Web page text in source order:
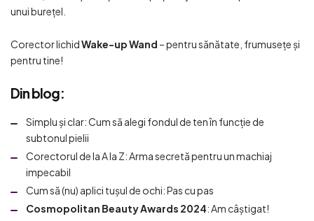
unui burețel.
Corector lichidWake-up Wand – pentru sănătate, frumusețe și
pentru tine!
Din blog:
Simplu și clar: Cum să alegi fondul de ten în funcție de
subtonul pielii
Corectorul de la A la Z: Arma secretă pentru un machiaj
impecabil
Cum să (nu) aplici tușul de ochi: Pas cu pas
Cosmopolitan Beauty Awards 2024: Am câștigat!